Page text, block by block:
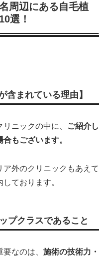
周辺にある自毛植
選！
含まれている理由】
ニックの中に、
ご紹介し
もございます。
ア外のクリニックもあえて
ております。
プクラスであること
なのは、 施術の技術力・